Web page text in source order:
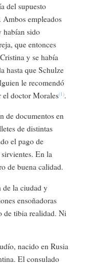
del supuesto
empleados
habían sido
que entonces
y se había
hasta que Schulze
le recomendó
el doctor Morales(1).
de documentos en
de distintas
el pago de
En la
de buena calidad.
de la ciudad y
ensoñadoras
de tibia realidad. Ni
nacido en Rusia
El consulado